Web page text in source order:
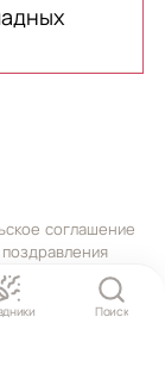
соглашение
Поиск